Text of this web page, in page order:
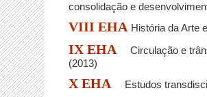
consolidação e
VIII EHA História da Arte
IX EHA Circulação e
(2013)
X EHA Estudos